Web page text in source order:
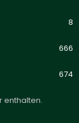
8
666
674
enthalten.